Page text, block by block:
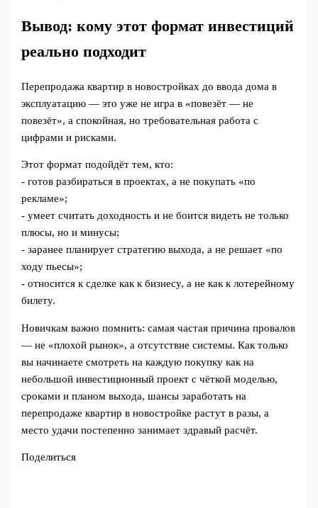
Вывод: кому этот формат инвестиций
реально подходит
Перепродажа квартир в новостройках до ввода дома в
эксплуатацию — это уже не игра в «повезёт — не
повезёт», а спокойная, но требовательная работа с
цифрами и рисками.
Этот формат подойдёт тем, кто:
- готов разбираться в проектах, а не покупать «по
рекламе»;
- умеет считать доходность и не боится видеть не только
плюсы, но и минусы;
- заранее планирует стратегию выхода, а не решает «по
ходу пьесы»;
- относится к сделке как к бизнесу, а не как к лотерейному
билету.
Новичкам важно помнить: самая частая причина провалов
— не «плохой рынок», а отсутствие системы. Как только
вы начинаете смотреть на каждую покупку как на
небольшой инвестиционный проект с чёткой моделью,
сроками и планом выхода, шансы заработать на
перепродаже квартир в новостройке растут в разы, а
место удачи постепенно занимает здравый расчёт.
Поделиться